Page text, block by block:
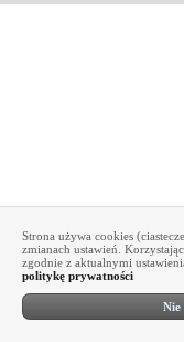
Strona używa cookies
zmianach ustawień.
zgodnie z aktualnymi
politykę prywatności
Nie